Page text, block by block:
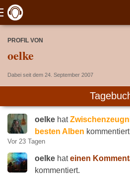
PROFIL VON
oelke
Dabei seit dem 24. September 2007
oelke hat
besten Alben
Vor 23 Tagen
oelke hateinen
kommentiert.